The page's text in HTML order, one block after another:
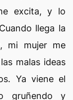
excita, y lo
llega la
mi mujer me
malas ideas
Ya viene el
gruñendo y